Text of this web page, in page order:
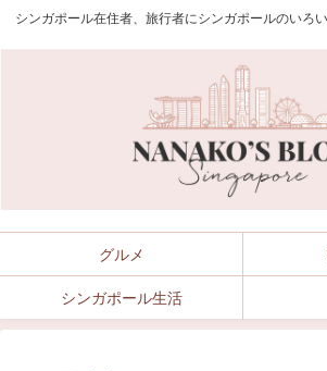
シンガポール在住者、旅行者にシンガポールのいろ
グルメ
シンガポール生活